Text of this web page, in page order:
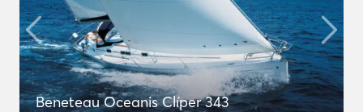
Beneteau Oceanis Clíper 343